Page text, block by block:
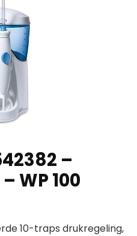
–
WP 100
10-traps drukregeling,